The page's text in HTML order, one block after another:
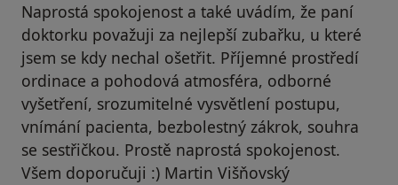
Naprostá spokojenost a také uvádím, že paní
doktorku považuji za nejlepší zubařku, u které
jsem se kdy nechal ošetřit. Příjemné prostředí
ordinace a pohodová atmosféra, odborné
vyšetření, srozumitelné vysvětlení postupu,
vnímání pacienta, bezbolestný zákrok, souhra
se sestřičkou. Prostě naprostá spokojenost.
Všem doporučuji :) Martin Višňovský